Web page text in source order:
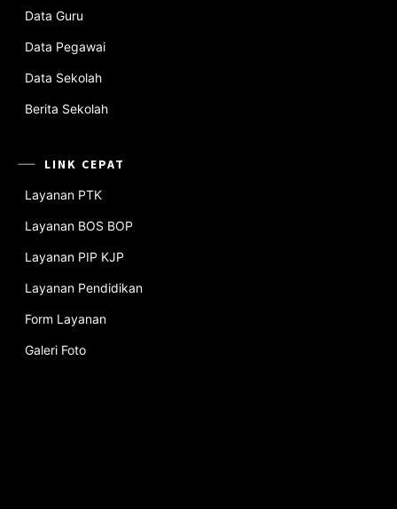
Data Guru
Data Pegawai
Data Sekolah
Berita Sekolah
LINK CEPAT
Layanan PTK
Layanan BOS BOP
Layanan PIP KJP
Layanan Pendidikan
Form Layanan
Galeri Foto